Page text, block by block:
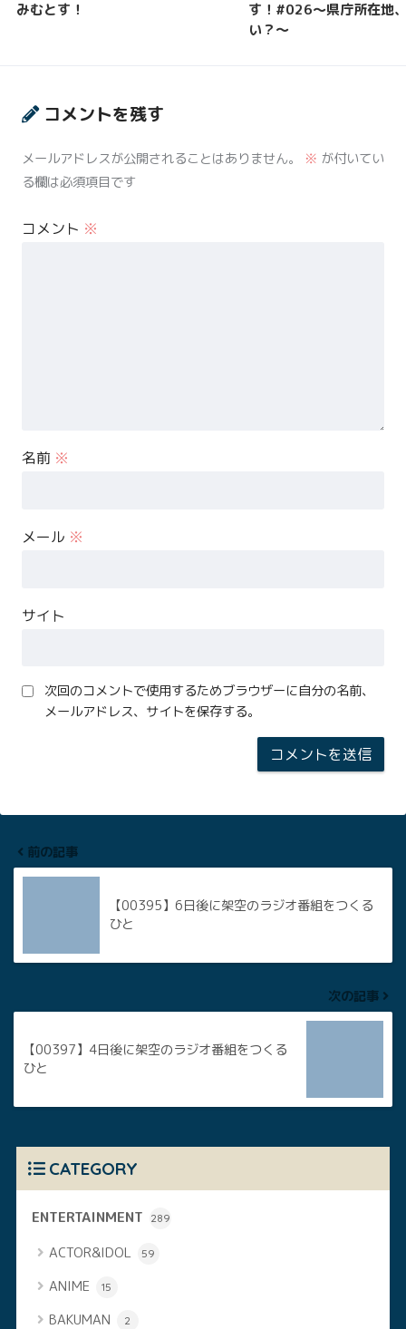
みむとす！
す！#026〜県庁所在地
い？〜
コメントを残す
メールアドレスが公開されることはありません。 ※ が付いてい
る欄は必須項目です
コメント ※
名前 ※
メール ※
サイト
次回のコメントで使用するためブラウザーに自分の名前、
メールアドレス、サイトを保存する。
前の記事
【00395】6日後に架空のラジオ番組をつくる
ひと
次の記事
【00397】4日後に架空のラジオ番組をつくる
ひと
CATEGORY
ENTERTAINMENT 289
ACTOR&IDOL 59
ANIME 15
BAKUMAN 2